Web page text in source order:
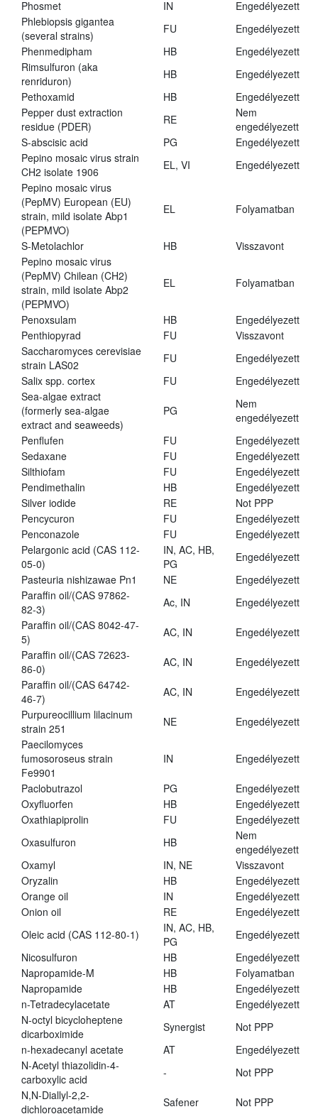
Phosmet
IN
Engedélyezett
Phlebiopsis gigantea
(several strains)
FU
Engedélyezett
Phenmedipham
HB
Engedélyezett
Rimsulfuron (aka
renriduron)
HB
Engedélyezett
Pethoxamid
HB
Engedélyezett
Pepper dust extraction
residue (PDER)
RE
Nem
engedélyezett
S-abscisic acid
PG
Engedélyezett
Pepino mosaic virus strain
CH2 isolate 1906
EL, VI
Engedélyezett
Pepino mosaic virus
(PepMV) European (EU)
strain, mild isolate Abp1
(PEPMVO)
EL Folyamatban
S-Metolachlor HB
Visszavont
Pepino mosaic virus
(PepMV) Chilean (CH2)
strain, mild isolate Abp2
(PEPMVO)
EL Folyamatban
Penoxsulam HB
Engedélyezett
Penthiopyrad
FU
Visszavont
Saccharomyces cerevisiae
strain LAS02
FU
Engedélyezett
Salix spp. cortex
FU
Engedélyezett
Sea-algae extract
(formerly sea-algae
extract and seaweeds)
PG
Nem
engedélyezett
Penflufen
FU
Engedélyezett
Sedaxane
FU
Engedélyezett
Silthiofam
FU
Engedélyezett
Pendimethalin
HB
Engedélyezett
Silver iodide
RE
Not PPP
Pencycuron
FU
Engedélyezett
Penconazole
FU
Engedélyezett
Pelargonic acid (CAS 112-
05-0)
IN, AC, HB,
PG
Engedélyezett
Pasteuria nishizawae Pn1
NE
Engedélyezett
Paraffin oil/(CAS 97862-
82-3)
Ac, IN
Engedélyezett
Paraffin oil/(CAS 8042-47-
5)
AC, IN
Engedélyezett
Paraffin oil/(CAS 72623-
86-0)
AC, IN
Engedélyezett
Paraffin oil/(CAS 64742-
46-7)
AC, IN
Engedélyezett
Purpureocillium lilacinum
strain 251
NE
Engedélyezett
Paecilomyces
fumosoroseus strain
Fe9901
IN Engedélyezett
Paclobutrazol PG
Engedélyezett
Oxyfluorfen
HB
Engedélyezett
Oxathiapiprolin
FU
Engedélyezett
Oxasulfuron
HB
Nem
engedélyezett
Oxamyl
IN, NE
Visszavont
Oryzalin
HB
Engedélyezett
Orange oil
IN
Engedélyezett
Onion oil
RE
Engedélyezett
Oleic acid (CAS 112-80-1)
IN, AC, HB,
PG
Engedélyezett
Nicosulfuron
HB
Engedélyezett
Napropamide-M
HB
Folyamatban
Napropamide
HB
Engedélyezett
n-Tetradecylacetate
AT
Engedélyezett
N-octyl bicycloheptene
dicarboximide
Synergist
Not PPP
n-hexadecanyl acetate
AT
Engedélyezett
N-Acetyl thiazolidin-4-
carboxylic acid
-
Not PPP
N,N-Diallyl-2,2-
dichloroacetamide
Safener
Not PPP